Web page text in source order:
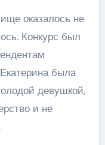
оказалось не
Конкурс был
была
девушкой,
и не